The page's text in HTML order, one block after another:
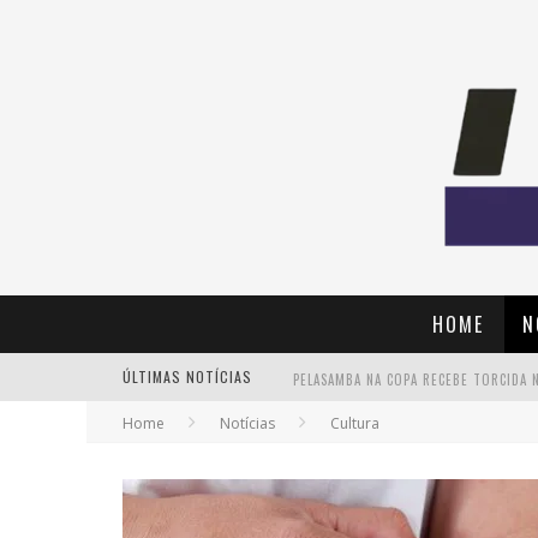
HOME
ÚLTIMAS NOTÍCIAS
Home Notícias Cultura